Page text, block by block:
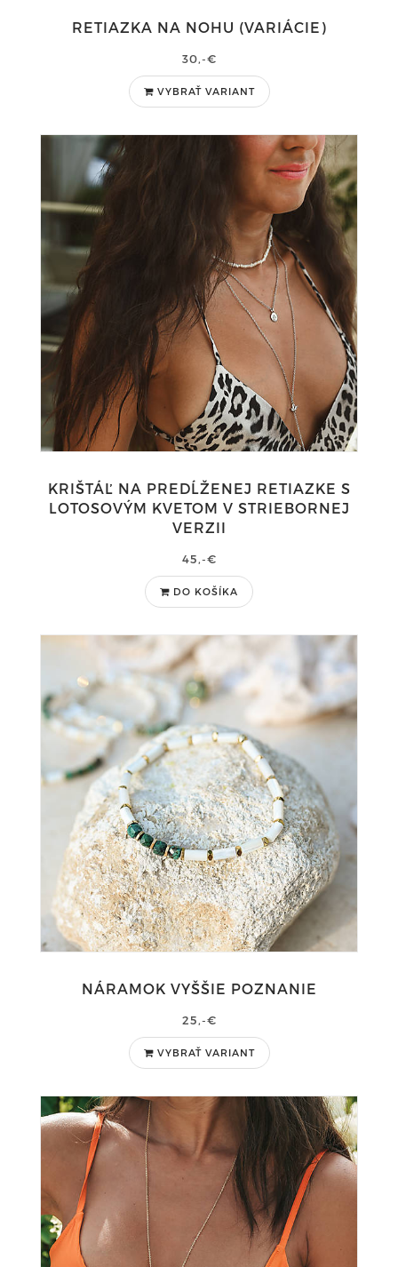
RETIAZKA NA NOHU (VARIÁCIE)
30,-€
VYBRAŤ VARIANT
KRIŠTÁĽ NA PREDĹŽENEJ RETIAZKE S
LOTOSOVÝM KVETOM V STRIEBORNEJ
VERZII
45,-€
DO KOŠÍKA
NÁRAMOK VYŠŠIE POZNANIE
25,-€
VYBRAŤ VARIANT